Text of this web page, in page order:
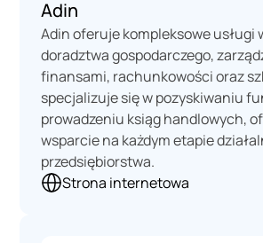
Adin
Adin oferuje kompleksowe usługi
doradztwa gospodarczego,
finansami, rachunkowości oraz
specjalizuje się w pozyskiwaniu
prowadzeniu ksiąg handlowych,
wsparcie na każdym etapie
przedsiębiorstwa.
Strona internetowa